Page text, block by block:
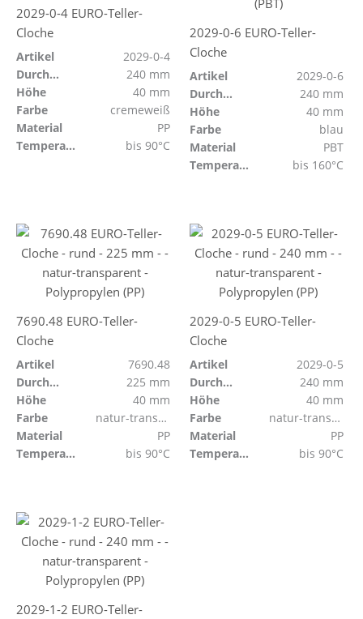
2029-0-4 EURO-Teller-
Cloche
Artikel
2029-0-4
Durchmesser
240 mm
Höhe
40 mm
Farbe
cremeweiß
Material
PP
Temperaturbeständig
bis 90°C
2029-0-6 EURO-Teller-
Cloche
Artikel
2029-0-6
Durchmesser
240 mm
Höhe
40 mm
Farbe
blau
Material
PBT
Temperaturbeständig
bis 160°C
7690.48 EURO-Teller-
Cloche
Artikel
7690.48
Durchmesser
225 mm
Höhe
40 mm
Farbe
natur-transparent
Material
PP
Temperaturbeständig
bis 90°C
2029-0-5 EURO-Teller-
Cloche
Artikel
2029-0-5
Durchmesser
240 mm
Höhe
40 mm
Farbe
natur-transparent
Material
PP
Temperaturbeständig
bis 90°C
2029-1-2 EURO-Teller-